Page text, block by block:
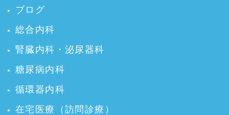
ブログ
総合内科
腎臓内科・泌尿器科
糖尿病内科
循環器内科
在宅医療（訪問診療）